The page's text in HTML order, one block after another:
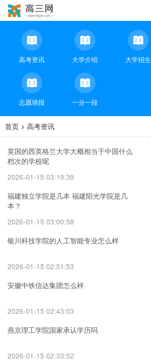
高考资讯 大学介绍 大学招生
志愿填报 一分一段
首页 > 高考资讯
英国的西英格兰大学大概相当于中国什么
档次的学校呢
2026-01-15 03:19:39
福建独立学院是几本 福建阳光学院是几
本？
2026-01-15 03:00:58
银川科技学院的人工智能专业怎么样
2026-01-15 02:51:53
安徽中铁信达集团怎么样
2026-01-15 02:43:03
燕京理工学院国家承认学历吗
2026-01-15 02:33:52